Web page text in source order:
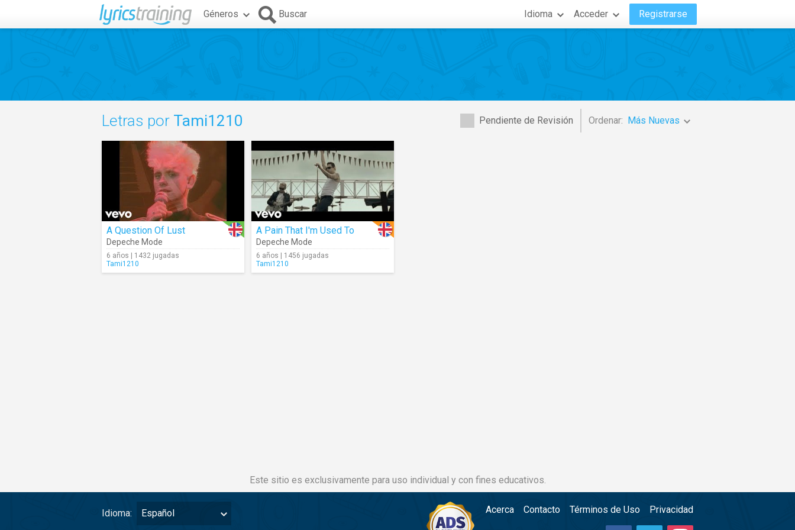
Géneros Buscar Idioma Acceder Registrarse
Pendiente de Revisión Ordenar: Más Nuevas
Letras por Tami1210
A Question Of Lust
Depeche Mode
6 años | 1432 jugadas
Tami1210
A Pain That I'm Used To
Depeche Mode
6 años | 1456 jugadas
Tami1210
Este sitio es exclusivamente para uso individual y con fines educativos.
Idioma: Español Acerca Contacto Términos de Uso Privacidad